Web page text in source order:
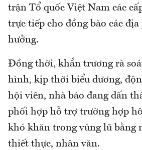
trận Tổ quốc Việt Nam các
trực tiếp cho đồng bào các
hưởng.
Đồng thời, khẩn trương rà
hình, kịp thời biểu dương,
hội viên, nhà báo đang dấn
phối hợp hỗ trợ trường hợp
khó khăn trong vùng lũ bằng
thiết thực, nhân văn.